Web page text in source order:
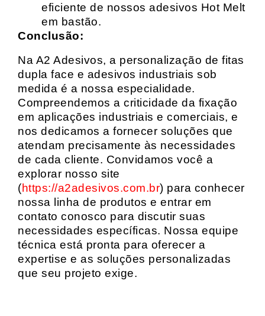
eficiente de nossos adesivos Hot Melt
em bastão.
Conclusão:
Na A2 Adesivos, a personalização de fitas
dupla face e adesivos industriais sob
medida é a nossa especialidade.
Compreendemos a criticidade da fixação
em aplicações industriais e comerciais, e
nos dedicamos a fornecer soluções que
atendam precisamente às necessidades
de cada cliente. Convidamos você a
explorar nosso site
(https://a2adesivos.com.br) para conhecer
nossa linha de produtos e entrar em
contato conosco para discutir suas
necessidades específicas. Nossa equipe
técnica está pronta para oferecer a
expertise e as soluções personalizadas
que seu projeto exige.